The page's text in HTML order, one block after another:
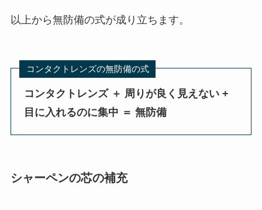
以上から無防備の式が成り立ちます。
コンタクトレンズの無防備の式
コンタクトレンズ ＋ 周りが良く見えない +
目に入れるのに集中 ＝ 無防備
シャーペンの芯の補充